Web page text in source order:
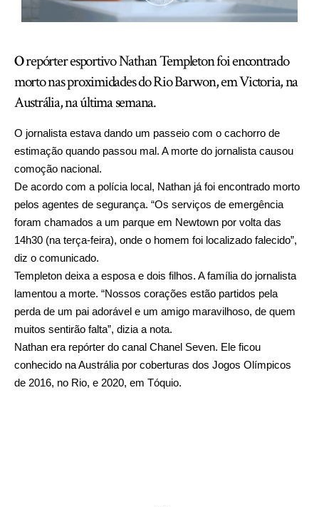
Orepórter esportivo Nathan Templeton foi encontrado
morto nas proximidades do Rio Barwon, em Victoria, na
Austrália, na última semana.
O jornalista estava dando um passeio com o cachorro de
estimação quando passou mal. A morte do jornalista causou
comoção nacional.
De acordo com a polícia local, Nathan já foi encontrado morto
pelos agentes de segurança. “Os serviços de emergência
foram chamados a um parque em Newtown por volta das
14h30 (na terça-feira), onde o homem foi localizado falecido”,
diz o comunicado.
Templeton deixa a esposa e dois filhos. A família do jornalista
lamentou a morte. “Nossos corações estão partidos pela
perda de um pai adorável e um amigo maravilhoso, de quem
muitos sentirão falta”, dizia a nota.
Nathan era repórter do canal Chanel Seven. Ele ficou
conhecido na Austrália por coberturas dos Jogos Olímpicos
de 2016, no Rio, e 2020, em Tóquio.